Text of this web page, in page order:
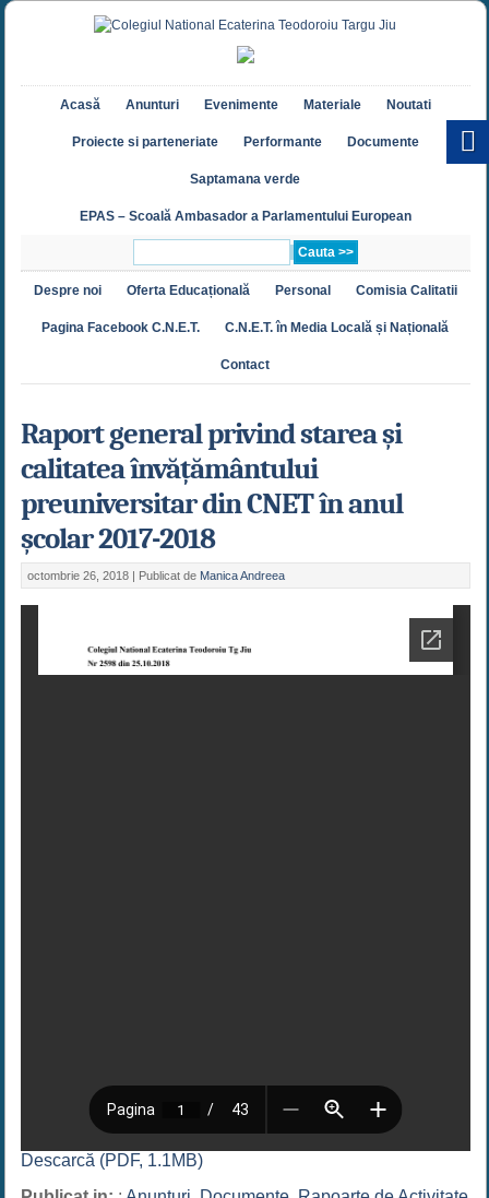
Acasă Anunturi Evenimente Materiale Noutati
Proiecte si parteneriate Performante Documente
Saptamana verde
EPAS – Scoală Ambasador a Parlamentului European
Despre noi Oferta Educațională Personal Comisia Calitatii
Pagina Facebook C.N.E.T. C.N.E.T. în Media Locală și Națională
Contact
Raport general privind starea și
calitatea învățământului
preuniversitar din CNET în anul
școlar 2017-2018
octombrie 26, 2018 | Publicat de Manica Andreea
Descarcă (PDF, 1.1MB)